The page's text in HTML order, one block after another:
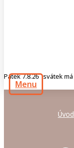
Pátek 7.8.26 svátek má
Menu
Úvod